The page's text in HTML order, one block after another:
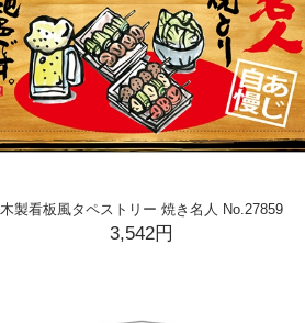
木製看板風タペストリー 焼き名人 No.27859
3,542円